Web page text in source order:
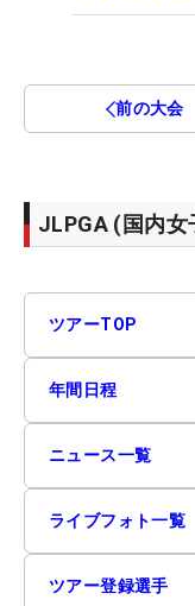
前の大会
JLPGA (国内女
ツアーTOP
年間日程
ニュース一覧
ライブフォト一覧
ツアー登録選手